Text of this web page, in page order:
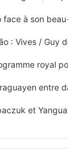
face à son
: Vives / Guy
royal
entre
et